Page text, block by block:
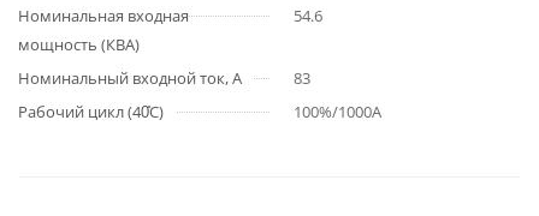
Номинальная входная
мощность (КВА)
54.6
Номинальный входной ток, А
83
Рабочий цикл (40̊C)
100%/1000A